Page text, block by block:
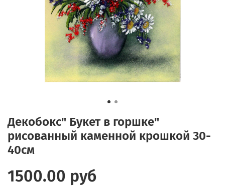
Декобокс" Букет в горшке"
рисованный каменной крошкой 30-
40см
1500.00 руб